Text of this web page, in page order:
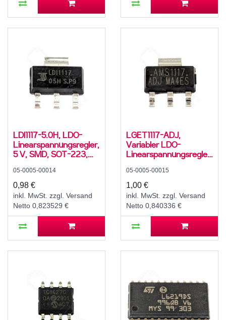
LDI1117-5.0H, LDO-
Linearspannungsregler,
5 V, SMD, SOT-223,
05-0005-00014
0,98 €
inkl. MwSt. zzgl. Versand
Netto 0,823529 €
LGET1117-ADJ,
Variabler LDO-
Linearspannungsregler,
223, 0..125 °C
05-0005-00015
1,00 €
inkl. MwSt. zzgl. Versand
Netto 0,840336 €